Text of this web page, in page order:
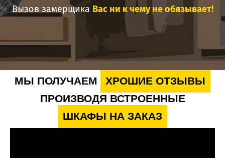
Как заказать шкаф из ЛДСП на балкон
Свяжитесь с консультантом через сайт,
мессенджер или по телефону — вы получите
профессиональную консультацию по материалам,
вариантам оформления и наполнению.
Вызовите замерщика бесплатно: специалист
произведёт точные замеры балкона и предложит
оптимальную конфигурацию.
Дизайн-проект — тщательно продумаем
конструкцию, фасады и внутреннее наполнение с
Вызов замерщика Вас ни к чему не обязывает!
МЫ ПОЛУЧАЕМ
ХРОШИЕ ОТЗЫВЫ
ПРОИЗВОДЯ ВСТРОЕННЫЕ
ШКАФЫ НА ЗАКАЗ